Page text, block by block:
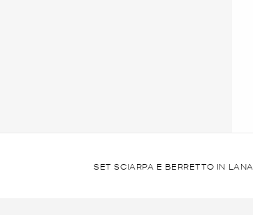
SET SCIARPA E BERRETTO IN LANA